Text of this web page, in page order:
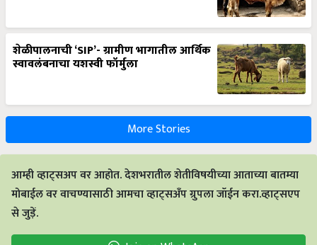
शेळीपालनाची ‘SIP’- ग्रामीण भागातील आर्थिक
स्वावलंबनाचा यशस्वी फॉर्मुला
More Stories
आम्ही व्हाट्सअप वर आहोत. देशभरातील शेतीविषयीच्या आताच्या बातम्या
मोबाईल वर वाचण्यासाठी आमचा व्हाट्सअँप ग्रुपला जॉईन करा.व्हाट्सएप
से जुड़ें.